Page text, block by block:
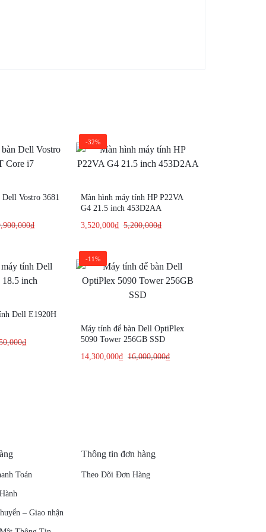
Vostro 3681
₫
-32%
Màn hình máy tính HP P22VA
G4 21.5 inch 453D2AA
3,520,000₫ 5,200,000₫
Dell E1920H
₫
-11%
Máy tính để bàn Dell OptiPlex
5090 Tower 256GB SSD
14,300,000₫ 16,000,000₫
Toán
– Giao nhận
Thông tin đơn hàng
Theo Dõi Đơn Hàng